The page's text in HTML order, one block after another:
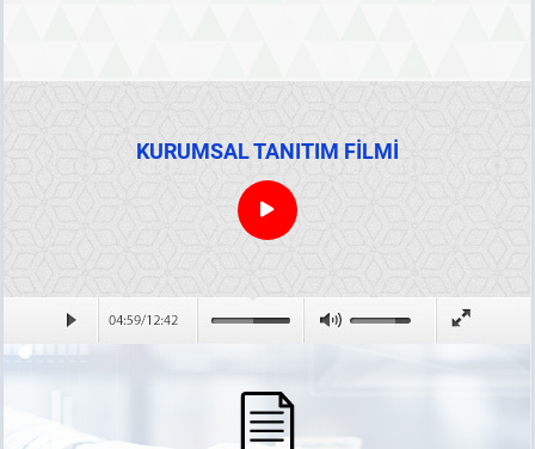
KURUMSAL TANITIM FİLMİ